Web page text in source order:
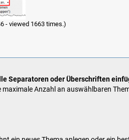
- viewed 1663 times.)
Separatoren oder Überschriften
Anzahl an auswählbaren